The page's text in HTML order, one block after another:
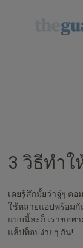
เทคโนโลยีและก
3 วิธีทำ
เคยรู้สึกมั้ยว่าจู่ๆ ค
ใช้หลายแอปพร้อมกั
แบบนี้ล่ะก็ เราขอพ
แล็ปท็อปง่ายๆ กัน!